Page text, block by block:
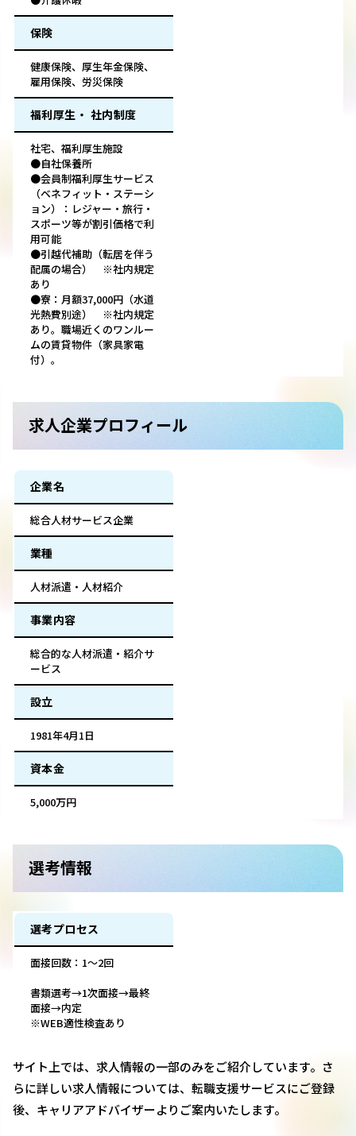
保険
健康保険、厚生年金保険、
雇用保険、労災保険
福利厚生・ 社内制度
社宅、福利厚生施設
●自社保養所
●会員制福利厚生サービス
（ベネフィット・ステーシ
ョン）：レジャー・旅行・
スポーツ等が割引価格で利
用可能
●引越代補助（転居を伴う
配属の場合） ※社内規定
あり
●寮：月額37,000円（水道
光熱費別途） ※社内規定
あり。職場近くのワンルー
ムの賃貸物件（家具家電
付）。
求人企業プロフィール
企業名
総合人材サービス企業
業種
人材派遣・人材紹介
事業内容
総合的な人材派遣・紹介サ
ービス
設立
1981年4月1日
資本金
5,000万円
選考情報
選考プロセス
面接回数：1～2回
書類選考→1次面接→最終
面接→内定
※WEB適性検査あり
サイト上では、求人情報の一部のみをご紹介しています。さ
らに詳しい求人情報については、転職支援サービスにご登録
後、キャリアアドバイザーよりご案内いたします。